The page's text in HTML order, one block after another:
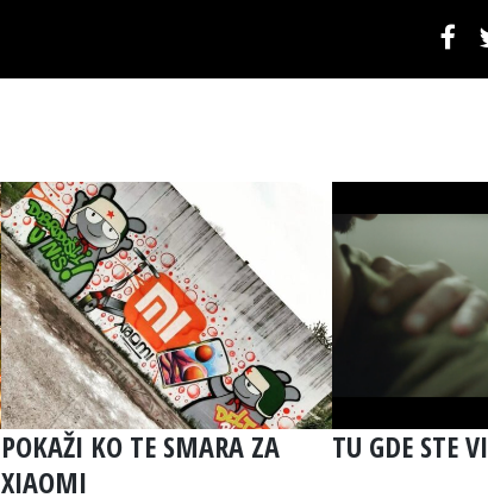
POKAŽI KO TE SMARA ZA
XIAOMI
TU GDE STE VI